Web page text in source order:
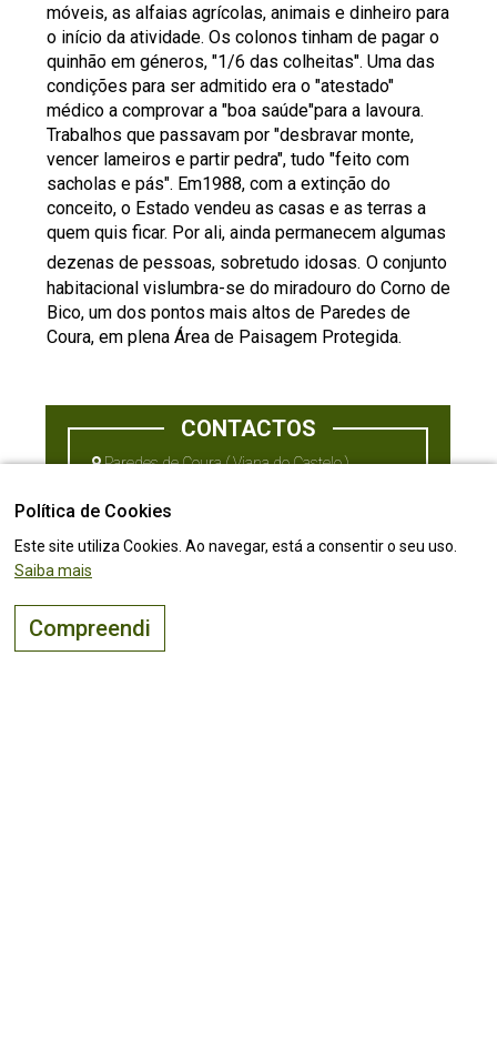
móveis, as alfaias agrícolas, animais e dinheiro para
o início da atividade. Os colonos tinham de pagar o
quinhão em géneros, "1/6 das colheitas". Uma das
condições para ser admitido era o "atestado"
médico a comprovar a "boa saúde"para a lavoura.
Trabalhos que passavam por "desbravar monte,
vencer lameiros e partir pedra", tudo "feito com
sacholas e pás". Em1988, com a extinção do
conceito, o Estado vendeu as casas e as terras a
quem quis ficar. Por ali, ainda permanecem algumas
dezenas de pessoas, sobretudo idosas. O conjunto
habitacional vislumbra-se do miradouro do Corno de
Bico, um dos pontos mais altos de Paredes de
Coura, em plena Área de Paisagem Protegida.
CONTACTOS
Paredes de Coura ( Viana do Castelo )
Política de Cookies
Este site utiliza Cookies. Ao navegar, está a consentir o seu uso.
Saiba mais
Compreendi